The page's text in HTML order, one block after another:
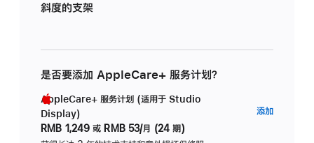
斜度的支架
是否要添加 AppleCare+ 服务计划？
AppleCare+ 服务计划 (适用于 Studio
Display)
RMB 1,249 或 RMB 53/月 (24 期)
添加